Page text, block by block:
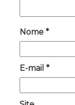
Nome *
E-mail *